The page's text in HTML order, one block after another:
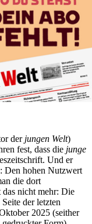
der jungen Welt)
fest, dass die junge
Und er
Den hohen Nutzwert
die dort
nicht mehr: Die
der letzten
2025 (seither